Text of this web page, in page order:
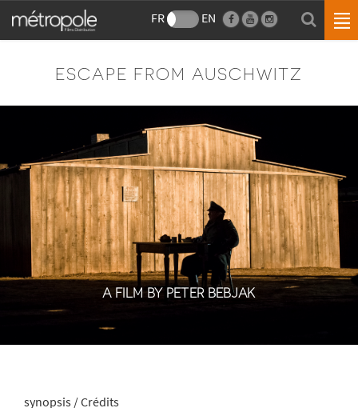
FR EN
ESCAPE FROM AUSCHWITZ
A FILM BY PETER BEBJAK
synopsis / Crédits